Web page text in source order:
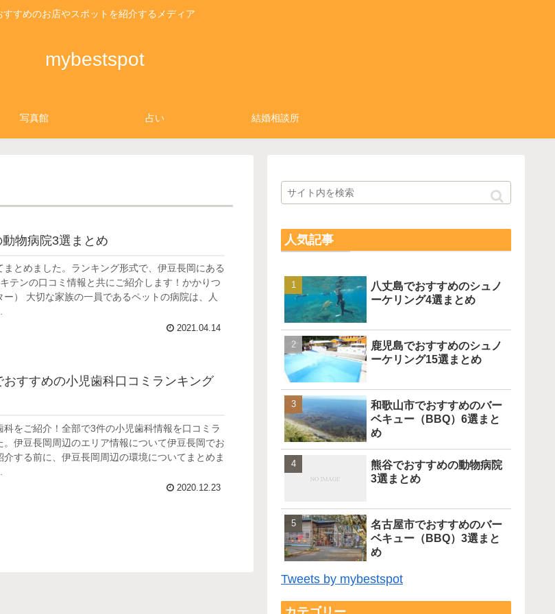
すすめのお店やスポットを紹介するメディア
mybestspot
写真館 占い 結婚相談所
物病院3選まとめ
とめました。ランキング形式で、伊豆長岡にある
テンの口コミ情報と共にご紹介します！かかりつ
） 大切な家族の一員であるペットの病院は、人
2021.04.14
おすすめの小児歯科口コミランキング
をご紹介！全部で3件の小児歯科情報を口コミラ
。伊豆長岡周辺のエリア情報について伊豆長岡でお
する前に、伊豆長岡周辺の環境についてまとめま
2020.12.23
人気記事
八丈島でおすすめのシュノ
ーケリング4選まとめ
鹿児島でおすすめのシュノ
ーケリング15選まとめ
和歌山市でおすすめのバー
ベキュー（BBQ）6選まと
め
熊谷でおすすめの動物病院
3選まとめ
名古屋市でおすすめのバー
ベキュー（BBQ）3選まと
め
Tweets by mybestspot